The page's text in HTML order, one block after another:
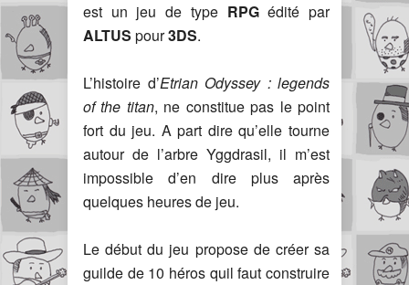
est un jeu de typeRPGédité par
ALTUS pour3DS.
L’histoire d’Etrian Odyssey : legends
of the titan, ne constitue pas le point
fort du jeu. A part dire qu’elle tourne
autour de l’arbre Yggdrasil, il m’est
impossible d’en dire plus après
quelques heures de jeu.
Le début du jeu propose de créer sa
guilde de 10 héros quil faut construire